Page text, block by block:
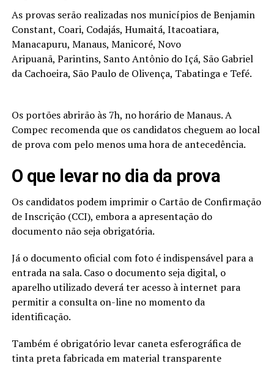
As provas serão realizadas nos municípios de Benjamin
Constant, Coari, Codajás, Humaitá, Itacoatiara,
Manacapuru, Manaus, Manicoré, Novo
Aripuanã, Parintins, Santo Antônio do Içá, São Gabriel
da Cachoeira, São Paulo de Olivença, Tabatinga e Tefé.
Os portões abrirão às 7h, no horário de Manaus. A
Compec recomenda que os candidatos cheguem ao local
de prova com pelo menos uma hora de antecedência.
O que levar no dia da prova
Os candidatos podem imprimir o Cartão de Confirmação
de Inscrição (CCI), embora a apresentação do
documento não seja obrigatória.
Já o documento oficial com foto é indispensável para a
entrada na sala. Caso o documento seja digital, o
aparelho utilizado deverá ter acesso à internet para
permitir a consulta on-line no momento da
identificação.
Também é obrigatório levar caneta esferográfica de
tinta preta fabricada em material transparente